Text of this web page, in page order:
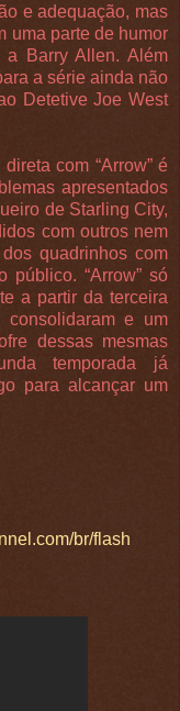
e adequação, mas
uma parte de humor
a Barry Allen. Além
a série ainda não
Detetive Joe West
com “Arrow” é
apresentados
de Starling City,
com outros nem
quadrinhos com
público. “Arrow” só
a partir da terceira
consolidaram e um
dessas mesmas
temporada já
para alcançar um
br/flash